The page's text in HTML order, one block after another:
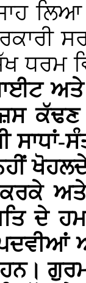
ਧਰਮ
ਸਾਧਾਂ-
ਦੇ